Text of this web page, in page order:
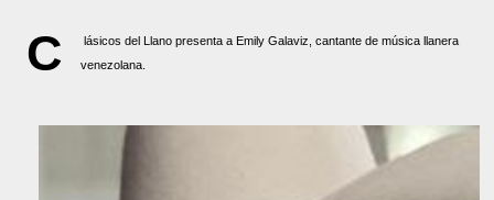
C
lásicos del Llano presenta a Emily Galaviz, cantante de música llanera
venezolana.